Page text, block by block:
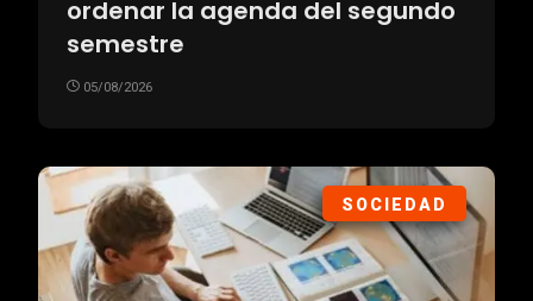
ordenar la agenda del segundo
semestre
05/08/2026
SOCIEDAD